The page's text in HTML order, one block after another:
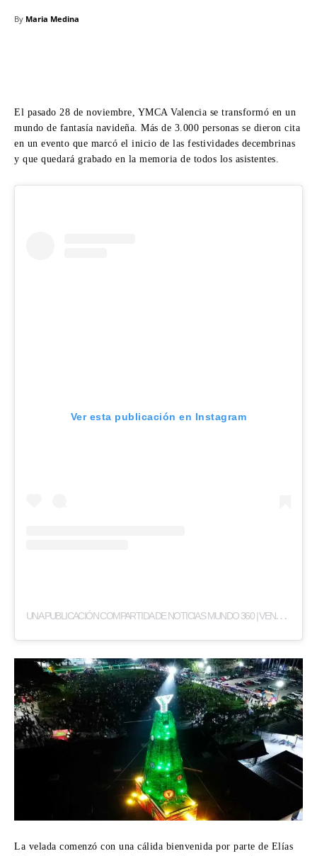
By Maria Medina
El pasado 28 de noviembre, YMCA Valencia se transformó en un
mundo de fantasía navideña. Más de 3.000 personas se dieron cita
en un evento que marcó el inicio de las festividades decembrinas
y que quedará grabado en la memoria de todos los asistentes.
Ver esta publicación en Instagram
U
NA PUBLICACIÓN COMPARTIDA DE NOTICIAS MUNDO 360 | VENEZUELA | CARABOBO | PANAMÁ (@NOTICIASMUNDO_360)
La velada comenzó con una cálida bienvenida por parte de Elías